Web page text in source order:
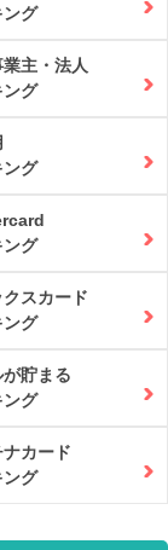
ング
主・法人
ング
ング
ング
クスカード
ング
貯まる
ング
カード
ング